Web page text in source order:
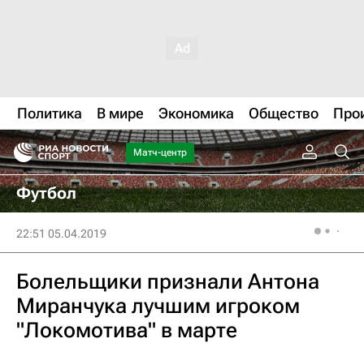
Политика В мире Экономика Общество
Матч-центр
Футбол
22:51 05.04.2019
Болельщики признали Антона
Миранчука лучшим игроком
"Локомотива" в марте